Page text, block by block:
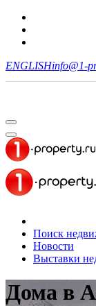
ENGLISHinfo@1-
Поиск
Новости
Выставки
Дома в